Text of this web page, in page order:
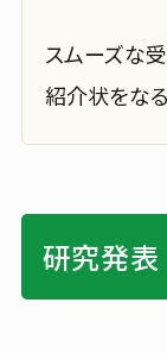
スムーズな
紹介状をな
研究発表